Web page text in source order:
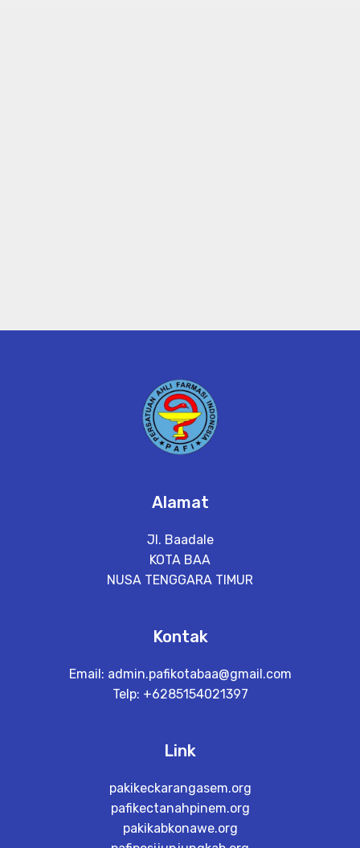
Alamat
Jl. Baadale
KOTA BAA
NUSA TENGGARA TIMUR
Kontak
Email: admin.pafikotabaa@gmail.com
Telp: +6285154021397
Link
pakikeckarangasem.org
pafikectanahpinem.org
pakikabkonawe.org